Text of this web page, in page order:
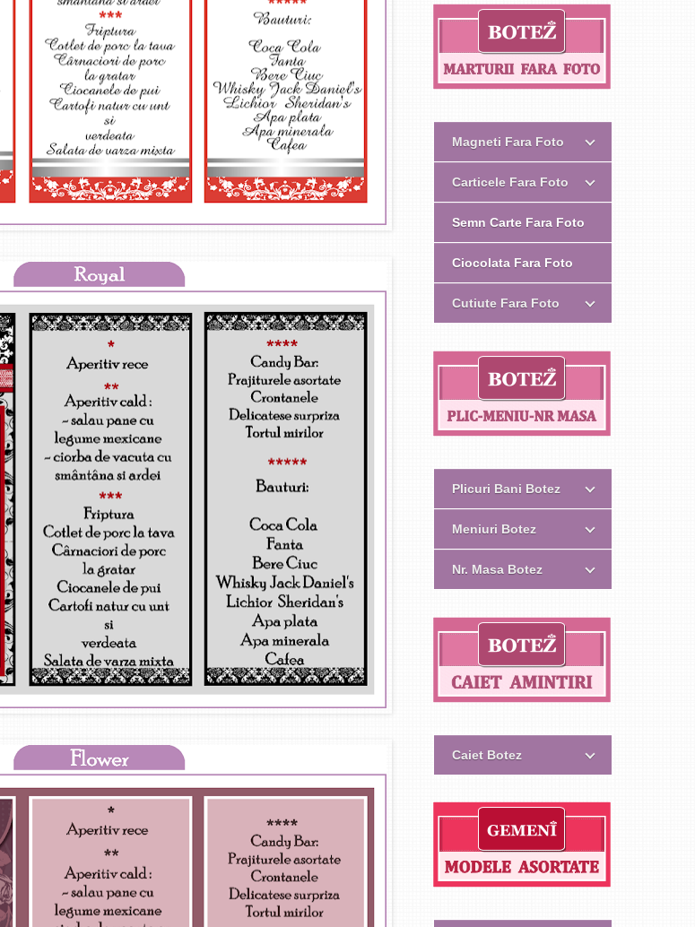
Magneti Fara Foto
Carticele Fara Foto
Semn Carte Fara Foto
Ciocolata Fara Foto
Cutiute Fara Foto
Plicuri Bani Botez
Meniuri Botez
Nr. Masa Botez
Caiet Botez